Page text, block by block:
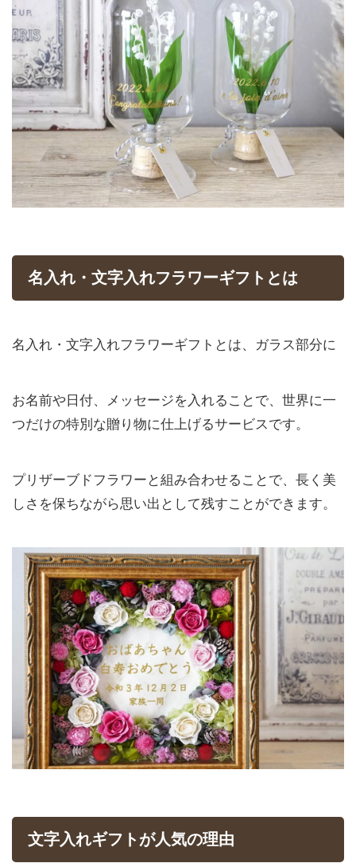
名入れ・文字入れフラワーギフトとは
名入れ・文字入れフラワーギフトとは、ガラス部分に
お名前や日付、メッセージを入れることで、世界に一
つだけの特別な贈り物に仕上げるサービスです。
プリザーブドフラワーと組み合わせることで、長く美
しさを保ちながら思い出として残すことができます。
文字入れギフトが人気の理由